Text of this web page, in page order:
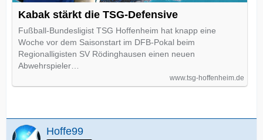
Kabak stärkt die TSG-Defensive
Fußball-Bundesligist TSG Hoffenheim hat knapp eine
Woche vor dem Saisonstart im DFB-Pokal beim
Regionalligisten SV Rödinghausen einen neuen
Abwehrspieler…
www.tsg-hoffenheim.de
Hoffe99